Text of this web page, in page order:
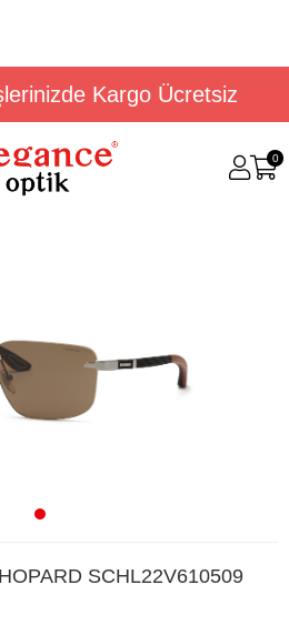
Kargo Ücretsiz
0
SCHL22V610509